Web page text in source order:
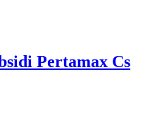
Pertamax Cs